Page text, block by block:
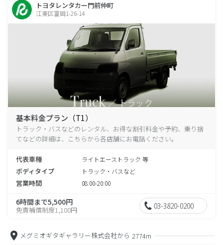
トヨタレンタカー門前仲町
江東区富岡1-26-14
基本料金プラン（T1）
トラック・バスなどのレンタル、お得な割引料金や予約、乗り捨
てなどの詳細は、こちらから各店舗にお電話ください。
代表車種 ライトエーストラック 等
ボディタイプ トラック・バスなど
営業時間 08:00-20:00
6時間まで5,500円
免責補償制度1,100円 03-3820-0200
メグミオギタギャラリー株式会社から 2774m